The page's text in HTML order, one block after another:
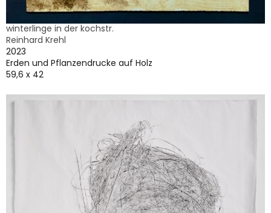
winterlinge in der kochstr.
Reinhard Krehl
2023
Erden und Pflanzendrucke auf Holz
59,6 x 42